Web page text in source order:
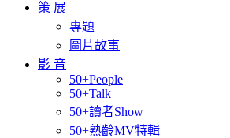
策 展
專題
圖片故事
影 音
50+People
50+Talk
50+讀者Show
50+熟齡MV特輯